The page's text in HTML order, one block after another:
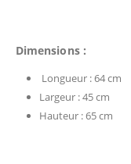
Dimensions :
Longueur : 64 cm
Largeur : 45 cm
Hauteur : 65 cm